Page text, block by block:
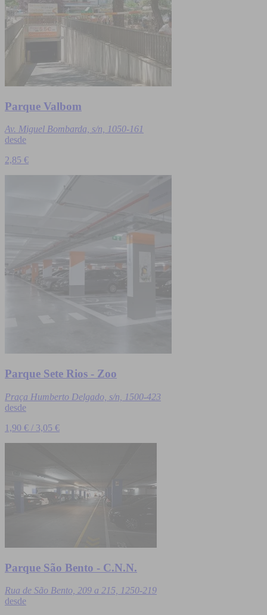
Parque Valbom
Av. Miguel Bombarda, s/n, 1050-161
desde
2,85 €
Parque Sete Rios - Zoo
Praça Humberto Delgado, s/n, 1500-423
desde
1,90 € / 3,05 €
Parque São Bento - C.N.N.
Rua de São Bento, 209 a 215, 1250-219
desde